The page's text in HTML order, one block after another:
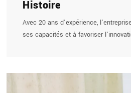
Histoire
Avec 20 ans d'expérience,
ses capacités et à favoriser